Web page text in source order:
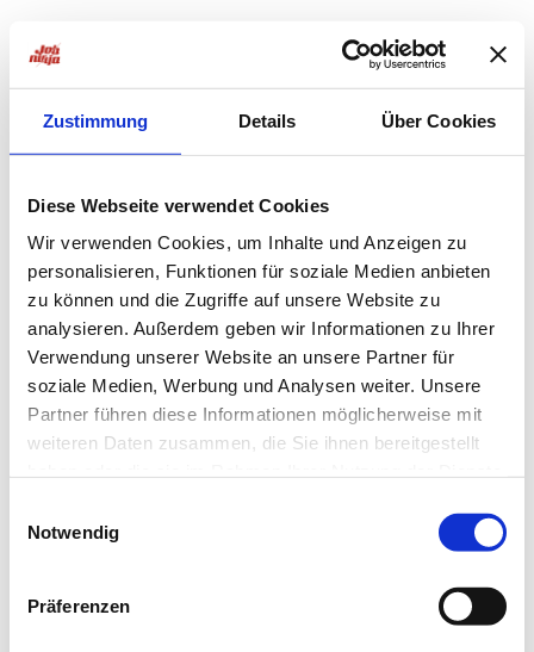
Zustimmung Details Über Cookies
Diese Webseite verwendet Cookies
Wir verwenden Cookies, um Inhalte und Anzeigen zu
personalisieren, Funktionen für soziale Medien anbieten
zu können und die Zugriffe auf unsere Website zu
analysieren. Außerdem geben wir Informationen zu Ihrer
Verwendung unserer Website an unsere Partner für
soziale Medien, Werbung und Analysen weiter. Unsere
Partner führen diese Informationen möglicherweise mit
weiteren Daten zusammen, die Sie ihnen bereitgestellt
Notwendig
Präferenzen
loadingjobninja.com
for more